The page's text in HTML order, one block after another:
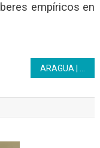
empíricos en